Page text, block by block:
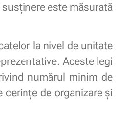
este măsurată
la nivel de unitate
Aceste legi
numărul minim de
cerințe de organizare și